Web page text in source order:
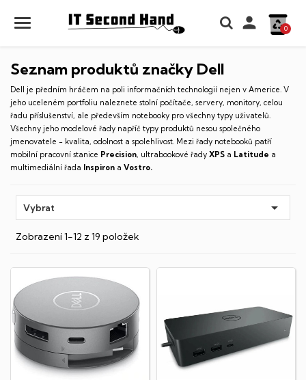
 0
Seznam produktů značky Dell
Dell je předním hráčem na poli informačních technologií nejen v Americe. V
jeho uceleném portfoliu naleznete stolní počítače, servery, monitory, celou
řadu příslušenství, ale především notebooky pro všechny typy uživatelů.
Všechny jeho modelové řady napříč typy produktů nesou společného
jmenovatele - kvalita, odolnost a spolehlivost. Mezi řady notebooků patří
mobilní pracovní stanice Precision, ultrabookové řady XPS a Latitude a
multimediální řada Inspiron a Vostro.
Vybrat 
Zobrazení 1-12 z 19 položek